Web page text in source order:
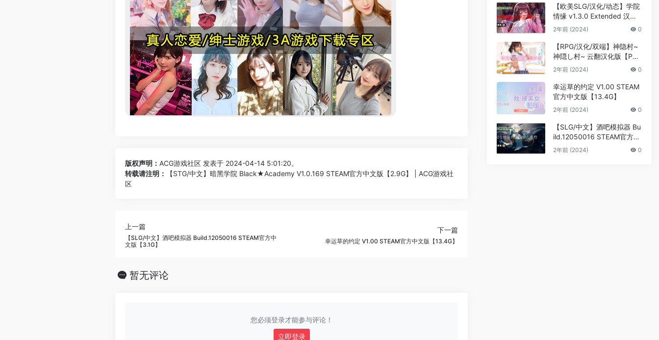
版权声明： ACG游戏社区 发表于 2024-04-14 5:01:20。
转载请注明：
【STG/中文】暗黑学院 Black★Academy V1.0.169 STEAM官方中文版【2.9G】 | ACG游戏社
区
上一篇
【SLG/中文】酒吧模拟器 Build.12050016 STEAM官方中
文版【3.1G】
下一篇
幸运草的约定 V1.00 STEAM官方中文版【13.4G】
暂无评论
您必须登录才能参与评论！
立即登录
【欧美SLG/汉化/动态】学院
情缘 v1.3.0 Extended 汉化
版【PC+安卓/3.6G/更新】
2年前 (2024) 0
【RPG/汉化/双端】神隐村~
神隠し村~ 云翻汉化版【PC
+安卓/660M】
2年前 (2024) 0
幸运草的约定 V1.00 STEAM
官方中文版【13.4G】
2年前 (2024) 0
【SLG/中文】酒吧模拟器 Bu
ild.12050016 STEAM官方中
文版【3.1G】
2年前 (2024) 0